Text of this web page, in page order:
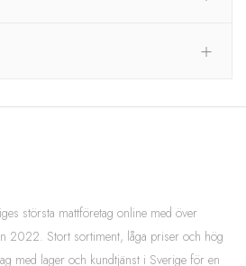
största mattföretag online med över
2022. Stort sortiment, låga priser och hög
med lager och kundtjänst i Sverige för en